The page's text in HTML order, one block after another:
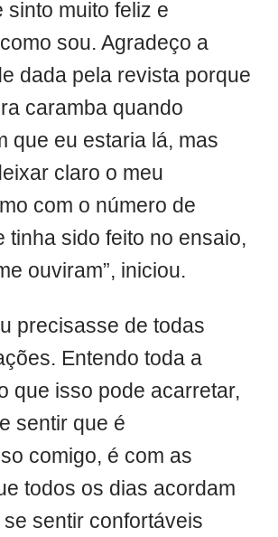
sinto muito feliz e
sou. Agradeço a
dada pela revista porque
caramba quando
que eu estaria lá, mas
claro o meu
com o número de
tinha sido feito no ensaio,
ouviram”, iniciou.
precisasse de todas
Entendo toda a
que isso pode acarretar,
sentir que é
comigo, é com as
todos os dias acordam
sentir confortáveis